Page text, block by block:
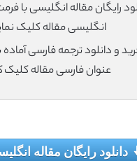
انگلیسی مقاله کلیک
و دانلود ترجمه فارسی
عنوان فارسی مقاله کلیک
دانلود رایگان مقاله